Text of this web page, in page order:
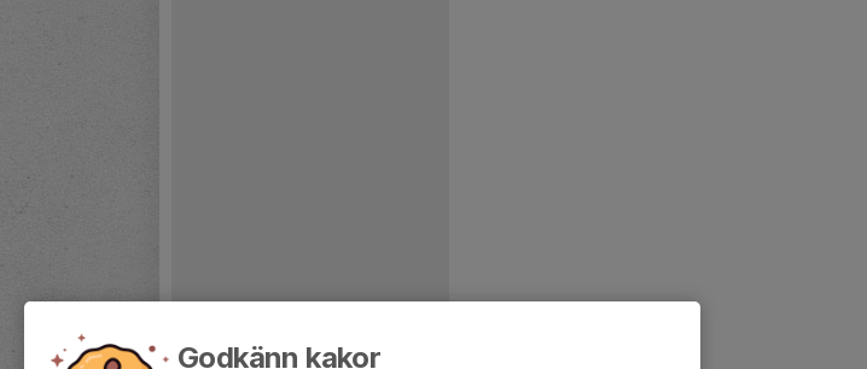
Godkänn kakor